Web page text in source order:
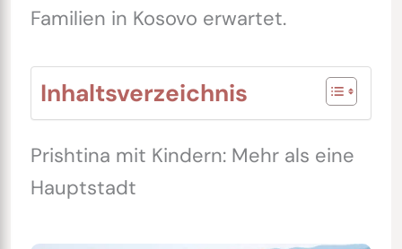
Familien in Kosovo erwartet.
Inhaltsverzeichnis
Prishtina mit Kindern: Mehr als eine
Hauptstadt